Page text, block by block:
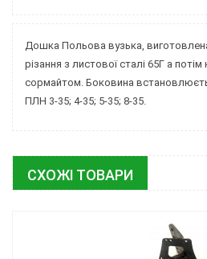
Дошка Польова вузька,
різання з листової сталі 65Г а
сормайтом. Боковина
ПЛН 3-35; 4-35; 5-35; 8-35.
СХОЖІ ТОВАРИ